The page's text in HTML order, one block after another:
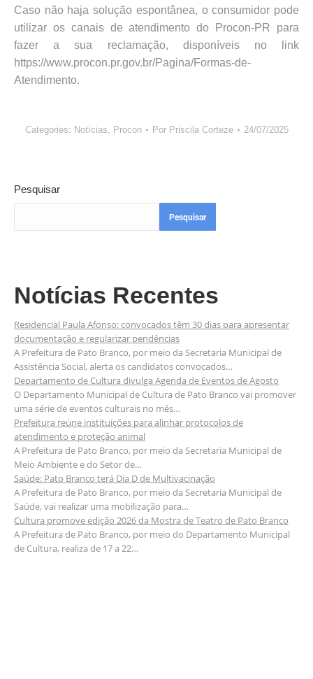
Caso não haja solução espontânea, o consumidor pode
utilizar os canais de atendimento do Procon-PR para
fazer a sua reclamação, disponíveis no link
https://www.procon.pr.gov.br/Pagina/Formas-de-
Atendimento.
Categories: Notícias, Procon Por Priscila Corteze 24/07/2025
Pesquisar
Pesquisar
Notícias Recentes
Residencial Paula Afonso: convocados têm 30 dias para apresentar
documentação e regularizar pendências
A Prefeitura de Pato Branco, por meio da Secretaria Municipal de
Assistência Social, alerta os candidatos convocados…
Departamento de Cultura divulga Agenda de Eventos de Agosto
O Departamento Municipal de Cultura de Pato Branco vai promover
uma série de eventos culturais no mês…
Prefeitura reúne instituições para alinhar protocolos de
atendimento e proteção animal
A Prefeitura de Pato Branco, por meio da Secretaria Municipal de
Meio Ambiente e do Setor de…
Saúde: Pato Branco terá Dia D de Multivacinação
A Prefeitura de Pato Branco, por meio da Secretaria Municipal de
Saúde, vai realizar uma mobilização para…
Cultura promove edição 2026 da Mostra de Teatro de Pato Branco
A Prefeitura de Pato Branco, por meio do Departamento Municipal
de Cultura, realiza de 17 a 22…